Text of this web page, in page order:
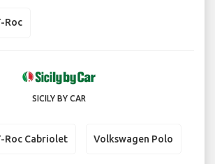
Roc
SICILY BY CAR
Roc Cabriolet Volkswagen Polo